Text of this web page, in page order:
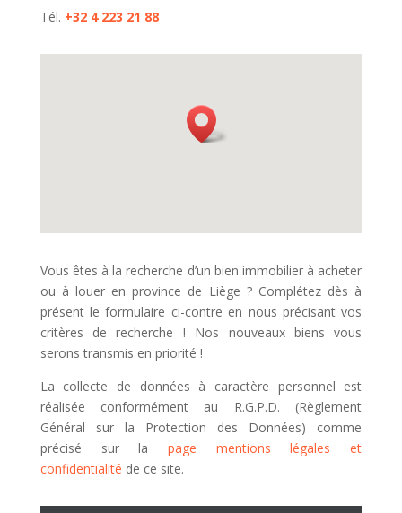
Tél. +32 4 223 21 88
Vous êtes à la recherche d’un bien immobilier à acheter
ou à louer en province de Liège ? Complétez dès à
présent le formulaire ci-contre en nous précisant vos
critères de recherche ! Nos nouveaux biens vous
serons transmis en priorité !
La collecte de données à caractère personnel est
réalisée conformément au R.G.P.D. (Règlement
Général sur la Protection des Données) comme
précisé sur la page mentions légales et
confidentialité de ce site.